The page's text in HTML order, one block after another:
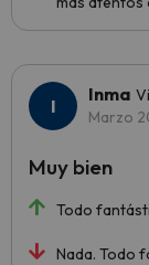
Inma
Marzo
Todo
Nada. Todo
Muy bien